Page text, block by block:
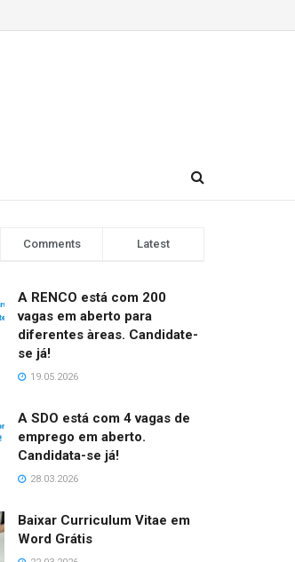
Comments Latest
A RENCO está com 200
vagas em aberto para
diferentes àreas. Candidate-
se já!
19.05.2026
A SDO está com 4 vagas de
emprego em aberto.
Candidata-se já!
28.03.2026
Baixar Curriculum Vitae em
Word Grátis